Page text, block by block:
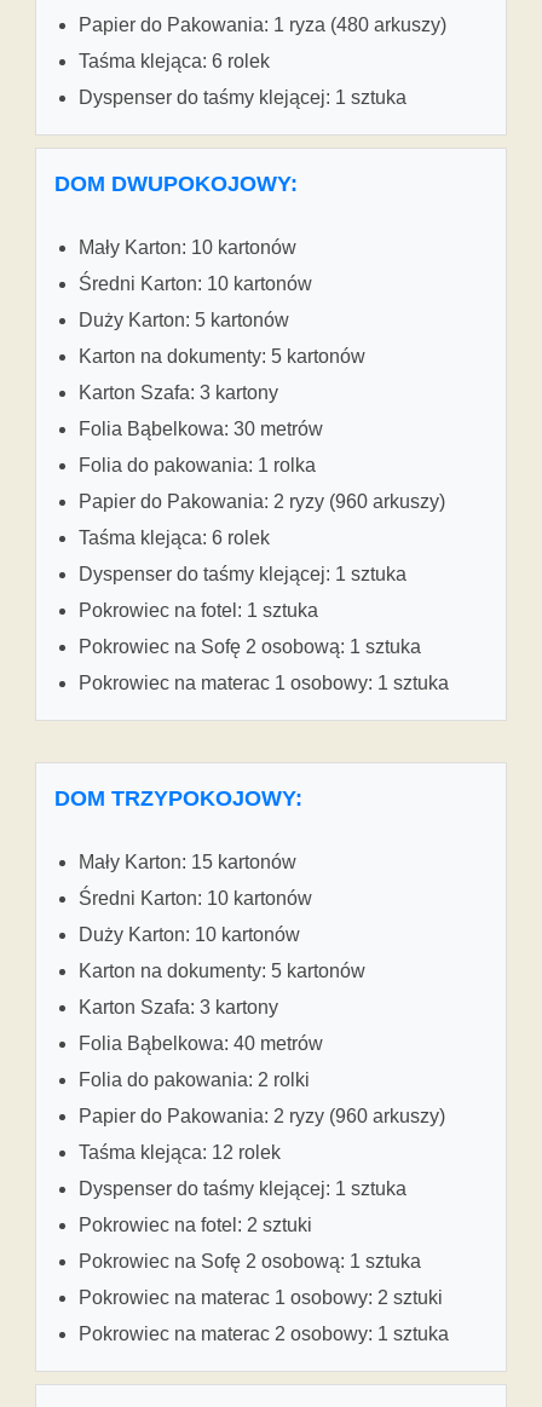
Papier do Pakowania: 1 ryza (480 arkuszy)
Taśma klejąca: 6 rolek
Dyspenser do taśmy klejącej: 1 sztuka
DOM DWUPOKOJOWY:
Mały Karton: 10 kartonów
Średni Karton: 10 kartonów
Duży Karton: 5 kartonów
Karton na dokumenty: 5 kartonów
Karton Szafa: 3 kartony
Folia Bąbelkowa: 30 metrów
Folia do pakowania: 1 rolka
Papier do Pakowania: 2 ryzy (960 arkuszy)
Taśma klejąca: 6 rolek
Dyspenser do taśmy klejącej: 1 sztuka
Pokrowiec na fotel: 1 sztuka
Pokrowiec na Sofę 2 osobową: 1 sztuka
Pokrowiec na materac 1 osobowy: 1 sztuka
DOM TRZYPOKOJOWY:
Mały Karton: 15 kartonów
Średni Karton: 10 kartonów
Duży Karton: 10 kartonów
Karton na dokumenty: 5 kartonów
Karton Szafa: 3 kartony
Folia Bąbelkowa: 40 metrów
Folia do pakowania: 2 rolki
Papier do Pakowania: 2 ryzy (960 arkuszy)
Taśma klejąca: 12 rolek
Dyspenser do taśmy klejącej: 1 sztuka
Pokrowiec na fotel: 2 sztuki
Pokrowiec na Sofę 2 osobową: 1 sztuka
Pokrowiec na materac 1 osobowy: 2 sztuki
Pokrowiec na materac 2 osobowy: 1 sztuka